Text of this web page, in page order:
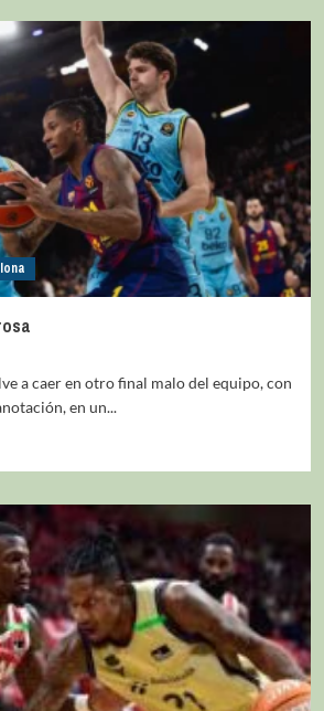
a caer en otro final malo del equipo, con
en un...